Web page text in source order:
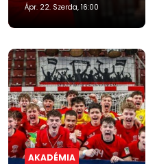
Ápr. 22. Szerda, 16:00
AKADÉMIA